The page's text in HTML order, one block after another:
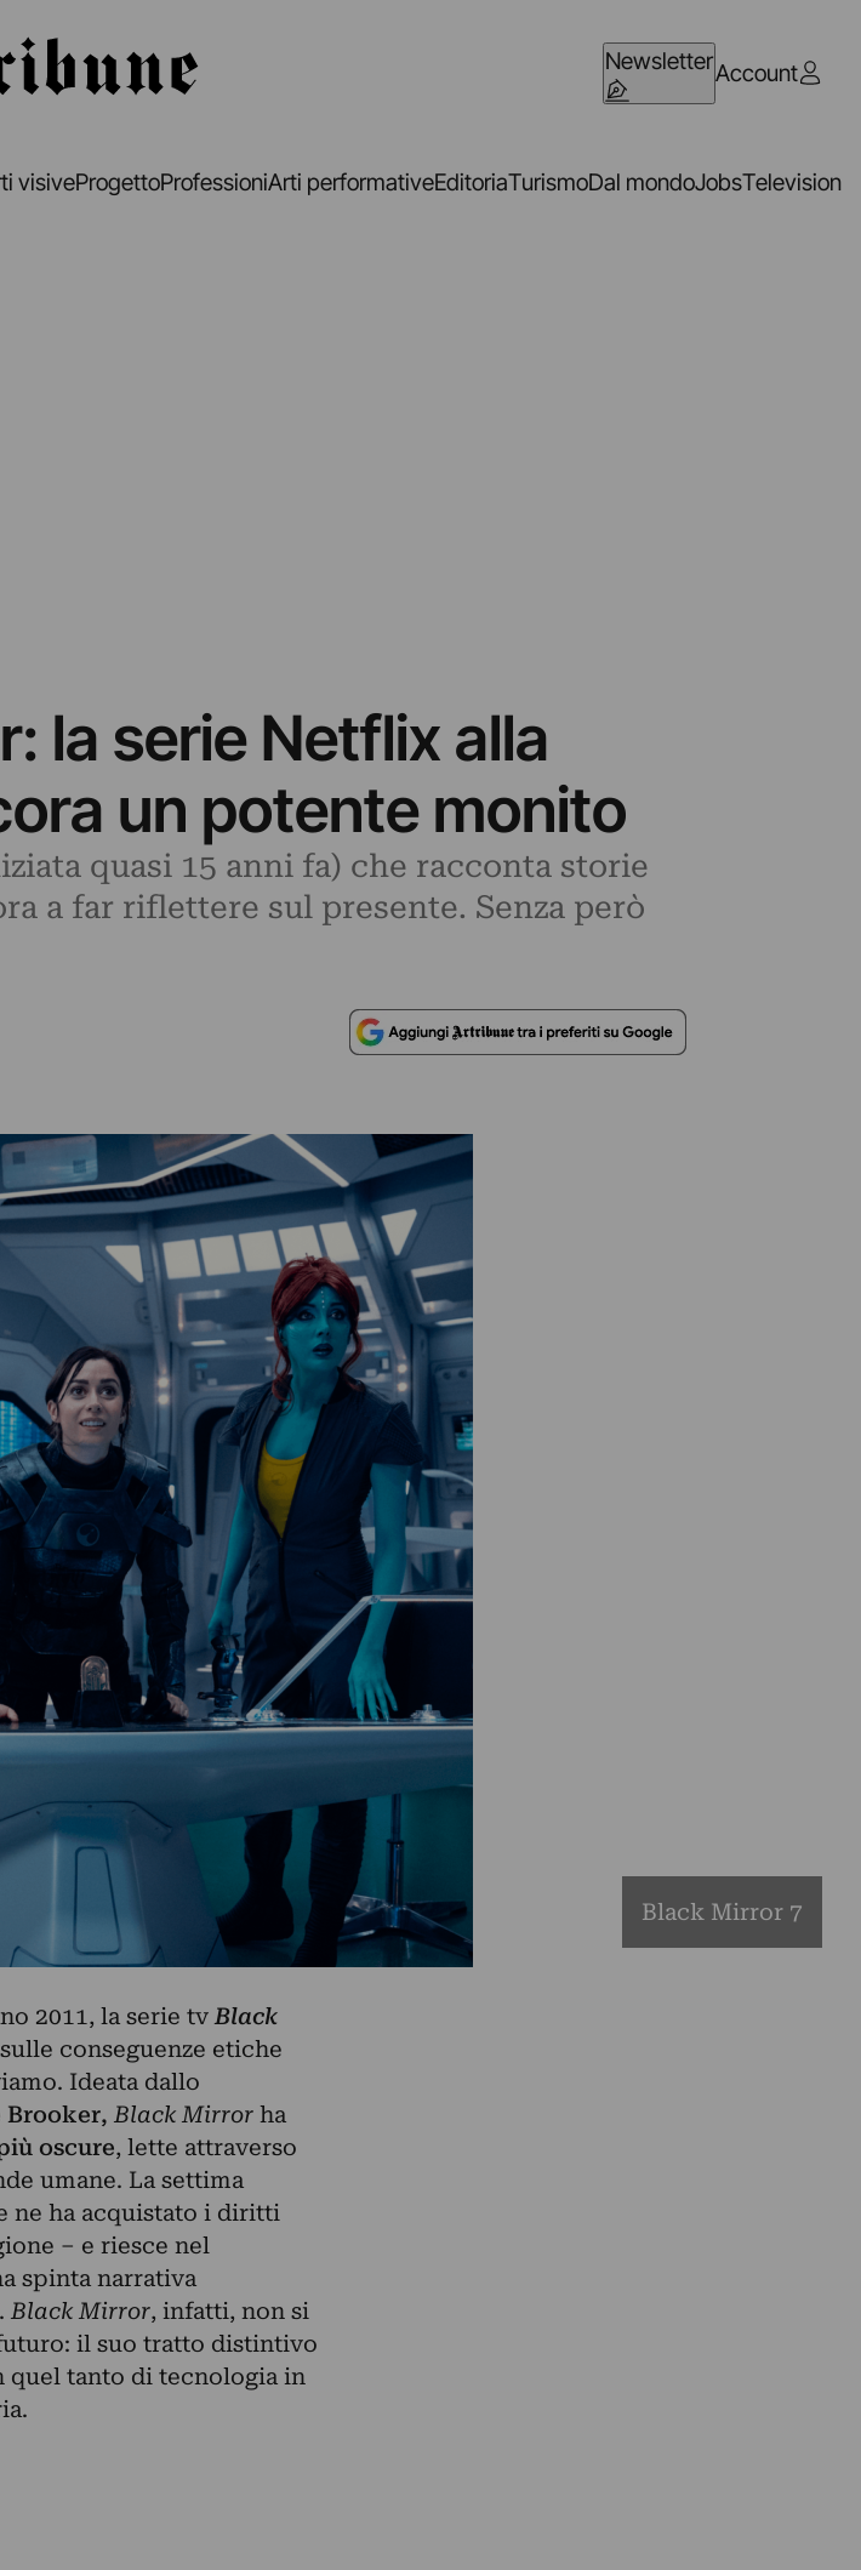
NewsletterAccount
visiveProgettoProfessioniArti performativeEditoriaTurismoDal mondoJobsTelevision
la serie Netflix alla
un potente monito
quasi 15 anni fa) che racconta storie
a far riflettere sul presente. Senza però
Black Mirror 7
2011, la serie tvBlack
conseguenze etiche
Ideata dallo
Brooker, Black Mirrorha
oscure, lette attraverso
umane. La settima
ne ha acquistato i diritti
– e riesce nel
spinta narrativa
Black Mirror, infatti, non si
il suo tratto distintivo
quel tanto di tecnologia in